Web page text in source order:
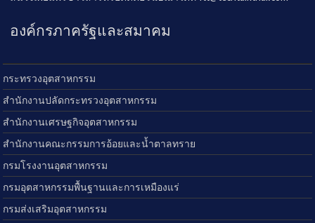
องค์กรภาครัฐและสมาคม
กระทรวงอุตสาหกรรม
สำนักงานปลัดกระทรวงอุตสาหกรรม
สำนักงานเศรษฐกิจอุตสาหกรรม
สำนักงานคณะกรรมการอ้อยและน้ำตาลทราย
กรมโรงงานอุตสาหกรรม
กรมอุตสาหกรรมพื้นฐานและการเหมืองแร่
กรมส่งเสริมอุตสาหกรรม